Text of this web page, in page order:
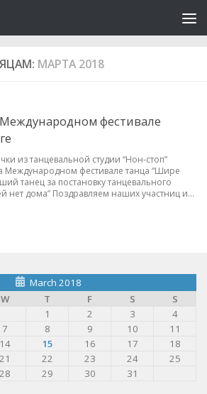
МАРТА 2018
фестивале
из танцевальной студии “Нон-стоп”
Международном фестивале танца “Шире
танец за постановку танцевального
нет дома” Поздравляем наших участниц и...
March 2018
W T F S
S
1
2 3
4
7 8 9 10
11
14 15 16 17
18
21 22 23 24
25
28 29 30
31